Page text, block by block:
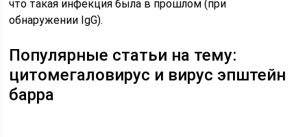
что такая инфекция была в прошлом (при
обнаружении IgG).
Популярные статьи на тему:
цитомегаловирус и вирус эпштейн
барра